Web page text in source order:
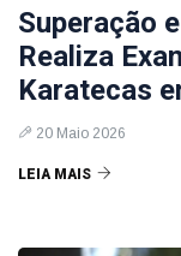
Superação
Realiza
Karatecas
20 Maio 2026
LEIA MAIS